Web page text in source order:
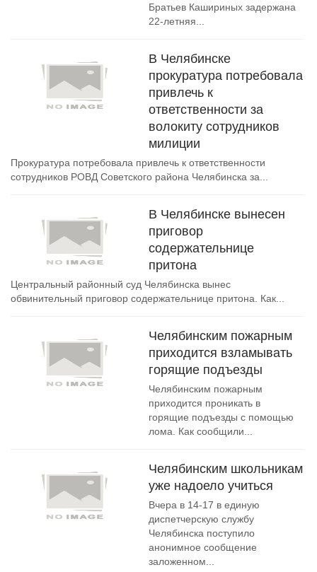
Братьев Кашириных задержана
22-летняя...
В Челябинске
прокуратура потребовала
привлечь к
ответственности за
волокиту сотрудников
милиции
Прокуратура потребовала привлечь к ответственности
сотрудников РОВД Советского района Челябинска за...
В Челябинске вынесен
приговор
содержательнице
притона
Центральный районный суд Челябинска вынес
обвинительный приговор содержательнице притона. Как...
Челябинским пожарным
приходится взламывать
горящие подъезды
Челябинским пожарным
приходится проникать в
горящие подъезды с помощью
лома. Как сообщили...
Челябинским школьникам
уже надоело учиться
Вчера в 14-17 в единую
диспетчерскую службу
Челябинска поступило
анонимное сообщение
заложенном...